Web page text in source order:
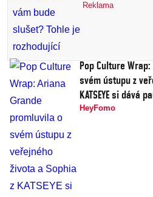
Reklama
Pop Culture
svém ústupu z
KATSEYE si dává
HeyFomo